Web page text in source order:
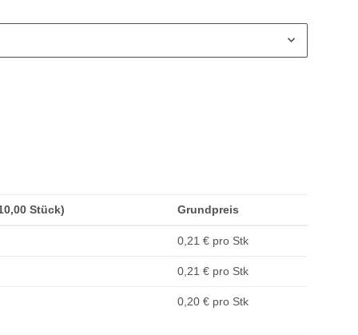
Stück) Grundpreis
0,21 € pro Stk
0,21 € pro Stk
0,20 € pro Stk